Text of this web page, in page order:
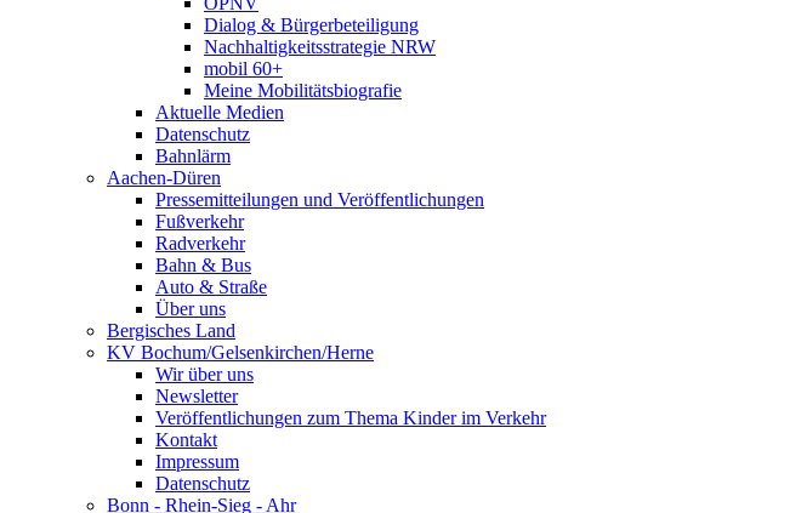
Dialog & Bürgerbeteiligung
Nachhaltigkeitsstrategie NRW
mobil 60+
Meine Mobilitätsbiografie
Aktuelle Medien
Datenschutz
Bahnlärm
Aachen-Düren
Pressemitteilungen und Veröffentlichungen
Fußverkehr
Radverkehr
Bahn & Bus
Auto & Straße
Über uns
Bergisches Land
KV Bochum/Gelsenkirchen/Herne
Wir über uns
Newsletter
Veröffentlichungen zum Thema Kinder im Verkehr
Kontakt
Impressum
Datenschutz
Bonn - Rhein-Sieg - Ahr